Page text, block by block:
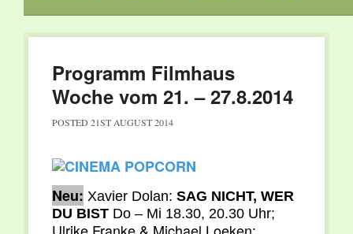
Programm Filmhaus
Woche vom 21. – 27.8.2014
POSTED 21ST AUGUST 2014
Neu: Xavier Dolan: SAG NICHT, WER
DU BISTDo – Mi 18.30, 20.30 Uhr;